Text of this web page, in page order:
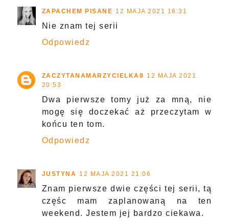
ZAPACHEM PISANE 12 MAJA 2021 16:31
Nie znam tej serii
Odpowiedz
ZACZYTANAMARZYCIELKA8 12 MAJA 2021
20:53
Dwa pierwsze tomy już za mną, nie
mogę się doczekać aż przeczytam w
końcu ten tom.
Odpowiedz
JUSTYNA 12 MAJA 2021 21:06
Znam pierwsze dwie części tej serii, tą
częśc mam zaplanowaną na ten
weekend. Jestem jej bardzo ciekawa.